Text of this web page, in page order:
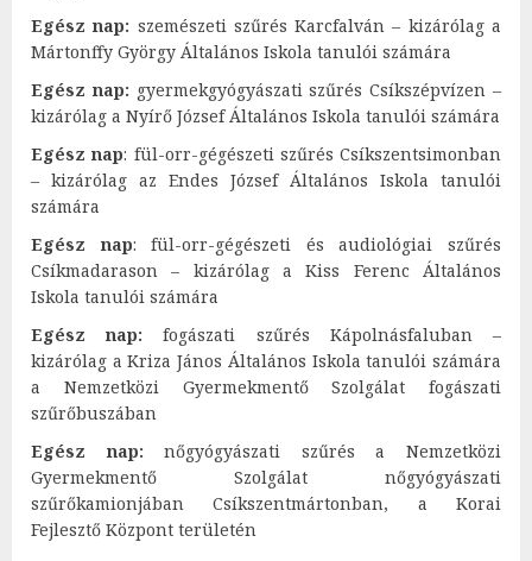
Egész nap: szemészeti szűrés Karcfalván – kizárólag a
Mártonffy György Általános Iskola tanulói számára
Egész nap: gyermekgyógyászati szűrés Csíkszépvízen –
kizárólag a Nyírő József Általános Iskola tanulói számára
Egész nap: fül-orr-gégészeti szűrés Csíkszentsimonban
– kizárólag az Endes József Általános Iskola tanulói
számára
Egész nap: fül-orr-gégészeti és audiológiai szűrés
Csíkmadarason – kizárólag a Kiss Ferenc Általános
Iskola tanulói számára
Egész nap:fogászati szűrés Kápolnásfaluban –
kizárólag a Kriza János Általános Iskola tanulói számára
a Nemzetközi Gyermekmentő Szolgálat fogászati
szűrőbuszában
Egész nap:nőgyógyászati szűrés a Nemzetközi
Gyermekmentő Szolgálat nőgyógyászati
szűrőkamionjában Csíkszentmártonban, a Korai
Fejlesztő Központ területén